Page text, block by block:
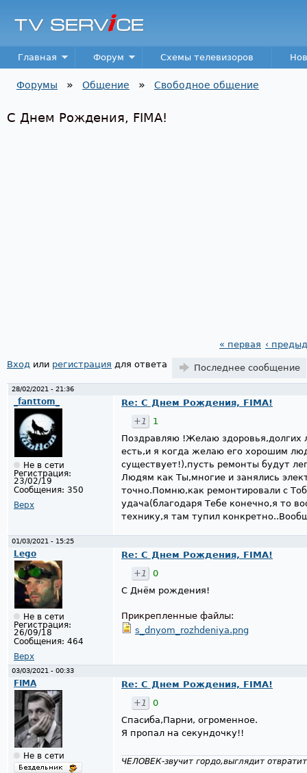
TV
Service
Main menu
Главная Форум Схемы телевизоров
Форумы » Общение » Свободное общение
С Днем Рождения, FIMA!
Страницы
« первая ‹
Вход или регистрация для ответа Последнее сообщение
28/02/2021 - 21:36
_fanttom_
Не в сети
Регистрация:
23/02/19
Сообщения: 350
Верх
Re: С Днем Рождения, FIMA!
+1
1
Поздравляю !Желаю здоровья,долгих
есть,и я когда желаю его хорошим
существует!),пусть ремонты будут
Людям как Ты,многие и занялись
точно.Помню,как ремонтировали с
удача(благодаря Тебе конечно,я то
технику,я там тупил
01/03/2021 - 15:25
Lego
Не в сети
Регистрация:
26/09/18
Сообщения: 464
Верх
Re: С Днем Рождения, FIMA!
+1
0
С Днём рождения!
Прикрепленные файлы:
s_dnyom_rozhdeniya.png
03/03/2021 - 00:33
FIMA
Не в сети
Re: С Днем Рождения, FIMA!
+1
0
Спасиба,Парни, огроменное.
Я пропал на секундочку!!
ЧЕЛОВЕК-звучит гордо,выглядит